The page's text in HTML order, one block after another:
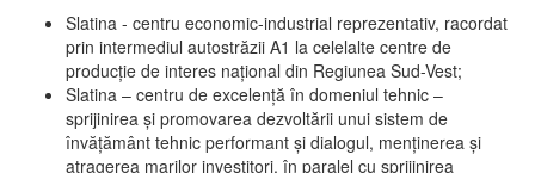
Slatina - centru economic-industrial reprezentativ, racordat
prin intermediul autostrăzii A1 la celelalte centre de
producţie de interes naţional din Regiunea Sud-Vest;
Slatina – centru de excelenţă în domeniul tehnic –
sprijinirea şi promovarea dezvoltării unui sistem de
învăţământ tehnic performant şi dialogul, menţinerea şi
atragerea marilor investitori, în paralel cu sprijinirea